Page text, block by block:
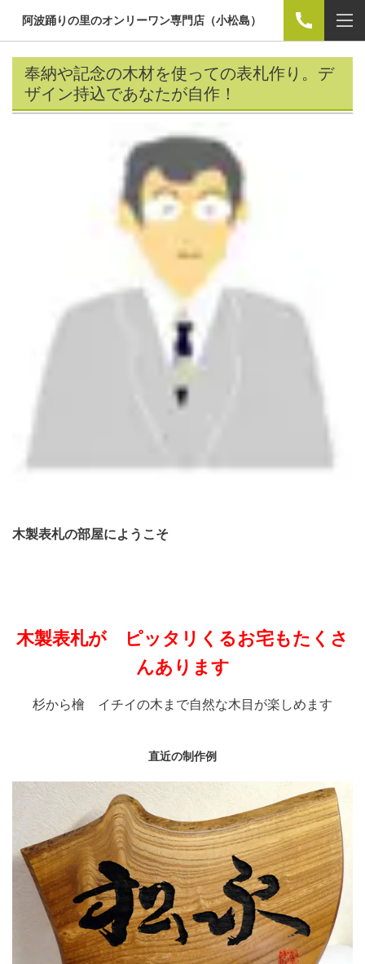
阿波踊りの里のオンリーワン専門店（小松島）
奉納や記念の木材を使っての表札作り。デ
ザイン持込であなたが自作！
木製表札の部屋にようこそ
木製表札が ピッタリくるお宅もたくさ
んあります
杉から檜 イチイの木まで自然な木目が楽しめます
直近の制作例